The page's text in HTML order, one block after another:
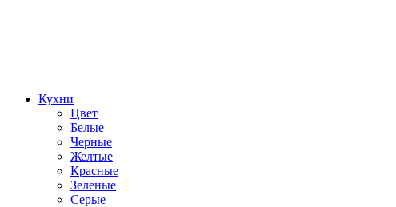
Кухни
Цвет
Белые
Черные
Желтые
Красные
Зеленые
Серые